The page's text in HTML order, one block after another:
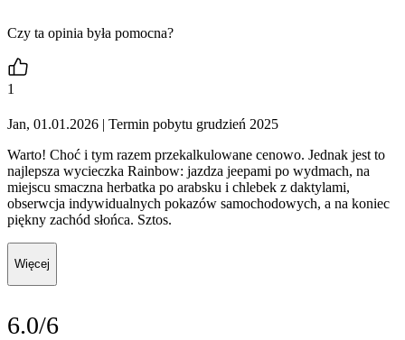
Czy ta opinia była pomocna?
1
Jan, 01.01.2026 | Termin pobytu grudzień 2025
Warto! Choć i tym razem przekalkulowane cenowo. Jednak jest to
najlepsza wycieczka Rainbow: jazdza jeepami po wydmach, na
miejscu smaczna herbatka po arabsku i chlebek z daktylami,
obserwcja indywidualnych pokazów samochodowych, a na koniec
piękny zachód słońca. Sztos.
Więcej
6.0/6